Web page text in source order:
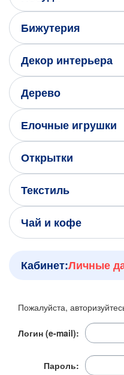
Итого:
+7 (495)
.
Написать
+7 (925)
+7 (926)
Наши соцсети:
Бижутерия
Декор интерьера
Дерево
Елочные игрушки
Открытки
Текстиль
Чай и кофе
Кабинет:Личные
Пожалуйста,
Логин (e-mail):
Пароль: